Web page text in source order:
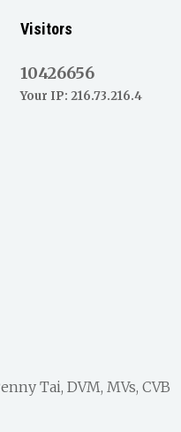
Visitors
10426656
Your IP: 216.73.216.4
Tai, DVM, MVs, CVB